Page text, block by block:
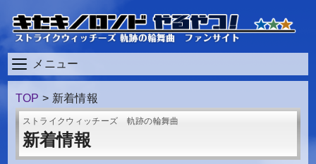
TOP > 新着情報
ストライクウィッチーズ 軌跡の輪舞曲
新着情報
メニュー